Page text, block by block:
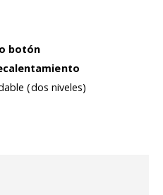
botón
(dos niveles)